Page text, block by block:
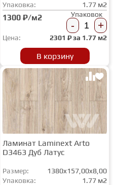
Упаковка:
1.77 м2
1300 ₽/м2 Упаковок
- +
Цена: 2301 ₽ за 1.77 м2
В корзину
Ламинат Laminext Arto
D3463 Дуб Латус
Размер:
1380x157,00x8,00
Упаковка:
1.77 м2